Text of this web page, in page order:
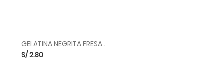
GELATINA NEGRITA FRESA .
S/2.80